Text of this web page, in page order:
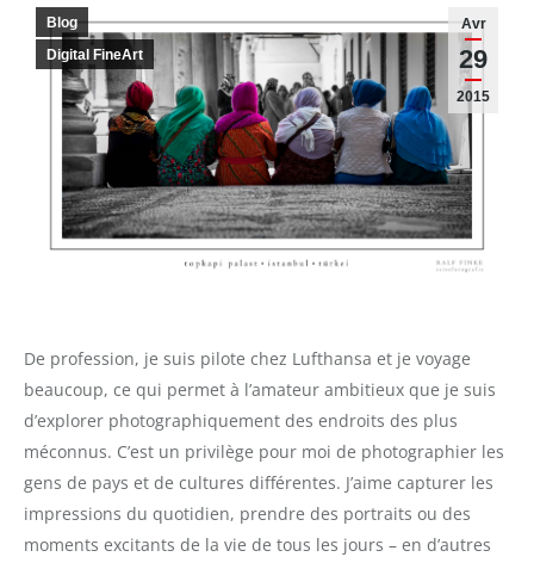
Avr
29
2015
Blog
Digital FineArt
De profession, je suis pilote chez Lufthansa et je voyage
beaucoup, ce qui permet à l’amateur ambitieux que je suis
d’explorer photographiquement des endroits des plus
méconnus. C’est un privilège pour moi de photographier les
gens de pays et de cultures différentes. J’aime capturer les
impressions du quotidien, prendre des portraits ou des
moments excitants de la vie de tous les jours – en d’autres